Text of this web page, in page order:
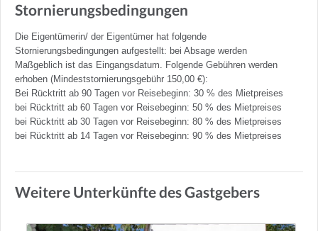
Stornierungsbedingungen
Die Eigentümerin/ der Eigentümer hat folgende
Stornierungsbedingungen aufgestellt: bei Absage werden
Maßgeblich ist das Eingangsdatum. Folgende Gebühren werden
erhoben (Mindeststornierungsgebühr 150,00 €):
Bei Rücktritt ab 90 Tagen vor Reisebeginn: 30 % des Mietpreises
bei Rücktritt ab 60 Tagen vor Reisebeginn: 50 % des Mietpreises
bei Rücktritt ab 30 Tagen vor Reisebeginn: 80 % des Mietpreises
bei Rücktritt ab 14 Tagen vor Reisebeginn: 90 % des Mietpreises
Weitere Unterkünfte des Gastgebers